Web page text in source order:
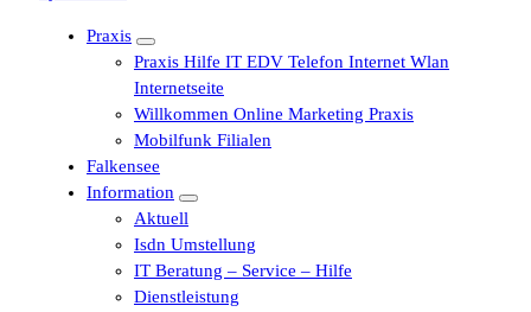
Praxis
Praxis Hilfe IT EDV Telefon Internet Wlan
Internetseite
Willkommen Online Marketing Praxis
Mobilfunk Filialen
Falkensee
Information
Aktuell
Isdn Umstellung
IT Beratung – Service – Hilfe
Dienstleistung